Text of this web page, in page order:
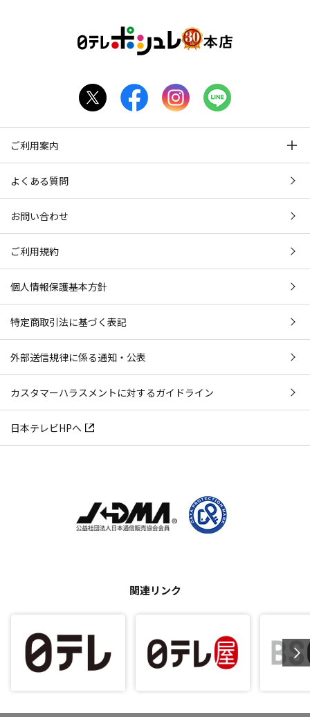
ご利用案内
よくある質問
お問い合わせ
ご利用規約
個人情報保護基本方針
特定商取引法に基づく表記
外部送信規律に係る通知・公表
カスタマーハラスメントに対するガイドライン
日本テレビHPへ
関連リンク